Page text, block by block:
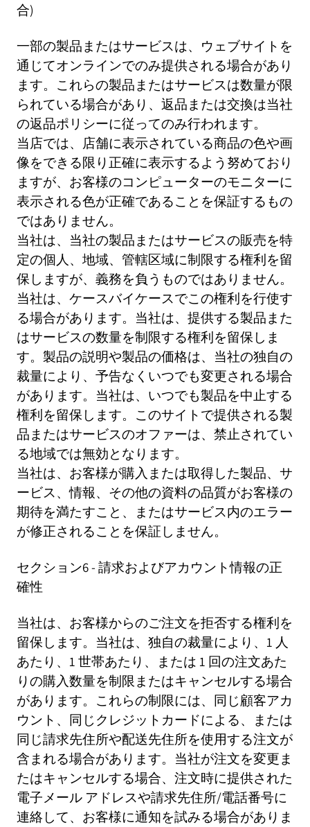
合)
一部の製品またはサービスは、ウェブサイトを
通じてオンラインでのみ提供される場合があり
ます。これらの製品またはサービスは数量が限
られている場合があり、返品または交換は当社
の返品ポリシーに従ってのみ行われます。
当店では、店舗に表示されている商品の色や画
像をできる限り正確に表示するよう努めており
ますが、お客様のコンピューターのモニターに
表示される色が正確であることを保証するもの
ではありません。
当社は、当社の製品またはサービスの販売を特
定の個人、地域、管轄区域に制限する権利を留
保しますが、義務を負うものではありません。
当社は、ケースバイケースでこの権利を行使す
る場合があります。当社は、提供する製品また
はサービスの数量を制限する権利を留保しま
す。製品の説明や製品の価格は、当社の独自の
裁量により、予告なくいつでも変更される場合
があります。当社は、いつでも製品を中止する
権利を留保します。このサイトで提供される製
品またはサービスのオファーは、禁止されてい
る地域では無効となります。
当社は、お客様が購入または取得した製品、サ
ービス、情報、その他の資料の品質がお客様の
期待を満たすこと、またはサービス内のエラー
が修正されることを保証しません。
セクション6 - 請求およびアカウント情報の正
確性
当社は、お客様からのご注文を拒否する権利を
留保します。当社は、独自の裁量により、1 人
あたり、1 世帯あたり、または 1 回の注文あた
りの購入数量を制限またはキャンセルする場合
があります。これらの制限には、同じ顧客アカ
ウント、同じクレジットカードによる、または
同じ請求先住所や配送先住所を使用する注文が
含まれる場合があります。当社が注文を変更ま
たはキャンセルする場合、注文時に提供された
電子メール アドレスや請求先住所/電話番号に
連絡して、お客様に通知を試みる場合がありま